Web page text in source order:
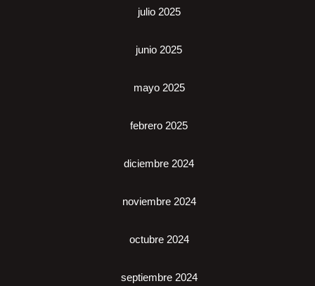
julio 2025
junio 2025
mayo 2025
febrero 2025
diciembre 2024
noviembre 2024
octubre 2024
septiembre 2024